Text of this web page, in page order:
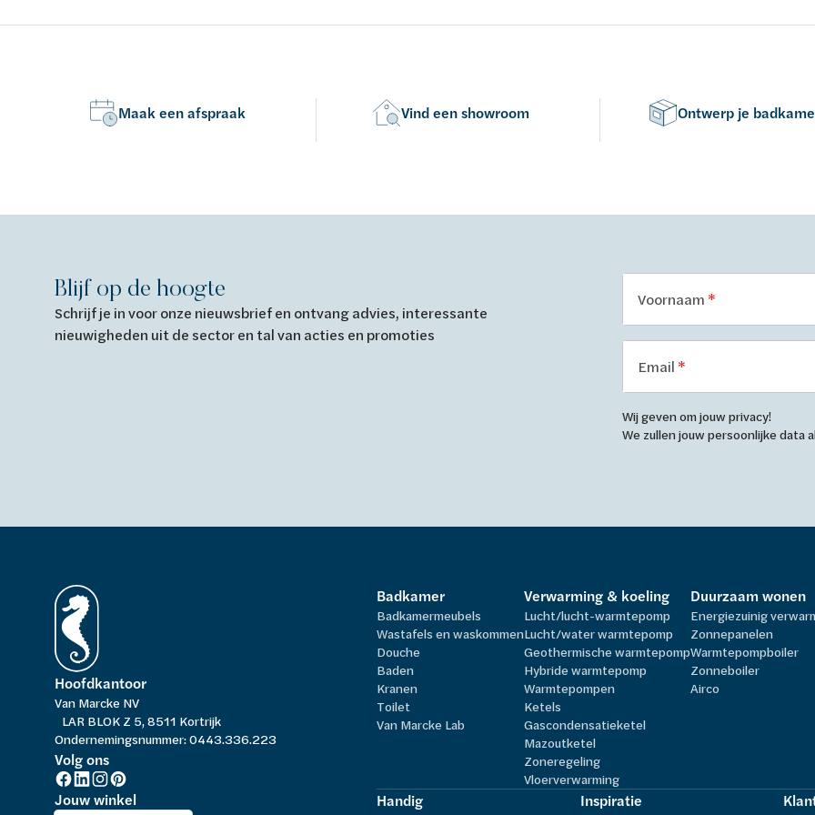
matchroom - H195cm - opbouwtherm,
matchroom - H195cm - opbouwtherm,
Maak een afspraak Vind een showroom Ontwerp je
Blijf op de hoogte
Schrijf je in voor onze nieuwsbrief en ontvang advies, interessante
nieuwigheden uit de sector en tal van acties en promoties
Voornaam
Email
Wij geven om jouw privacy!
We zullen jouw persoonlijke data
Hoofdkantoor
Van Marcke NV
LAR BLOK Z 5, 8511 Kortrijk
Ondernemingsnummer: 0443.336.223
Volg ons
Jouw winkel
Badkamer
Badkamermeubels
Wastafels en waskommen
Douche
Baden
Kranen
Toilet
Van Marcke Lab
Verwarming & koeling
Lucht/lucht-warmtepomp
Lucht/water warmtepomp
Geothermische warmtepomp
Hybride warmtepomp
Warmtepompen
Ketels
Gascondensatieketel
Mazoutketel
Zoneregeling
Vloerverwarming
Duurzaam wonen
Energiezuinig
Zonnepanelen
Warmtepompboiler
Zonneboiler
Airco
Handig Inspiratie